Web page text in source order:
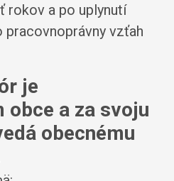
rokov a po uplynutí
vzťah
je
obce a za svoju
obecnému